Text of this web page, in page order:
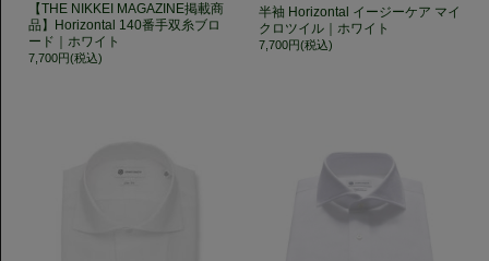
【THE NIKKEI MAGAZINE掲載商
品】Horizontal 140番手双糸ブロ
ード｜ホワイト
7,700円(税込)
半袖 Horizontal イージーケア マイ
クロツイル｜ホワイト
7,700円(税込)